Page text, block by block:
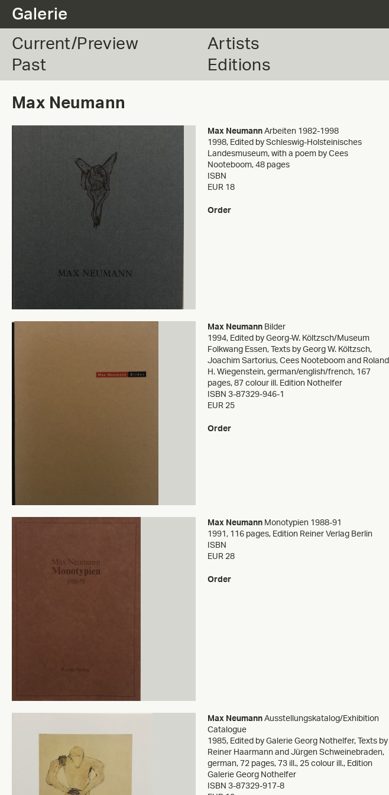
Galerie
Current/Preview
Past
Artists
Editions
Max Neumann
Max Neumann Arbeiten 1982-1998
1998, Edited by Schleswig-Holsteinisches
Landesmuseum, with a poem by Cees
Nooteboom, 48 pages
ISBN
EUR 18
Order
Max Neumann Bilder
1994, Edited by Georg-W. Költzsch/Museum
Folkwang Essen, Texts by Georg W. Költzsch,
Joachim Sartorius, Cees Nooteboom and Roland
H. Wiegenstein, german/english/french, 167
pages, 87 colour ill. Edition Nothelfer
ISBN 3-87329-946-1
EUR 25
Order
Max Neumann Monotypien 1988-91
1991 , 116 pages, Edition Reiner Verlag Berlin
ISBN
EUR 28
Order
Max Neumann Ausstellungskatalog/Exhibition
Catalogue
1985, Edited by Galerie Georg Nothelfer, Texts by
Reiner Haarmann and Jürgen Schweinebraden,
german, 72 pages, 73 ill., 25 colour ill., Edition
Galerie Georg Nothelfer
ISBN 3-87329-917-8